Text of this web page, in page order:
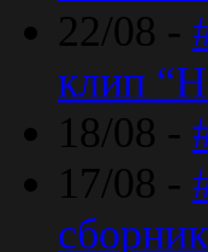
22/08 -
клип
18/08 -
17/08 -
сборник